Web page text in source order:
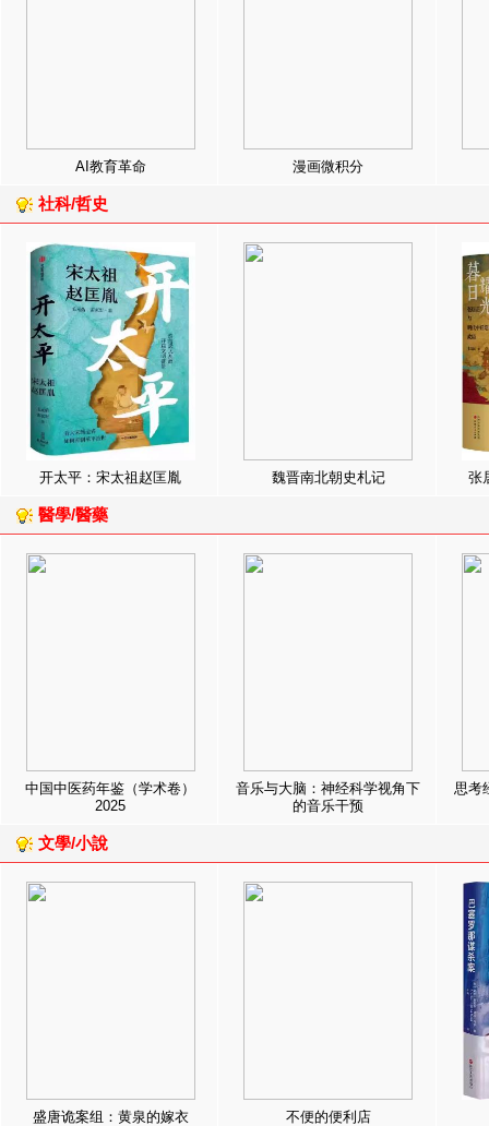
AI教育革命 漫画微积分
社科/哲史
开太平：宋太祖赵匡胤 魏晋南北朝史札记 张
醫學/醫藥
中国中医药年鉴（学术卷）
2025
音乐与大脑：神经科学视角下
的音乐干预
思考
文學/小說
盛唐诡案组：黄泉的嫁衣 不便的便利店